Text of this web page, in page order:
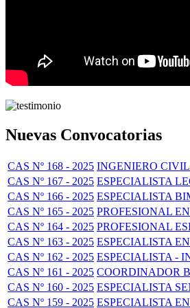
Nuevas Convocatorias
CAS Nº 168 - 2025 INGENIERO CIVIL
CAS Nº 167 - 2025 ESPECIALISTA
CAS Nº 166 - 2025 ESPECIALISTA
CAS Nº 165 - 2025 PROFESIONAL
CAS Nº 164 - 2025 PROFESIONAL
CAS Nº 163 - 2025 ESPECIALISTA
CAS Nº 162 - 2025 ESPECIALISTA -
CAS Nº 161 - 2025 COORDINADOR
CAS Nº 160 - 2025 ESPECIALISTA
CAS Nº 159 - 2025 ESPECIALISTA